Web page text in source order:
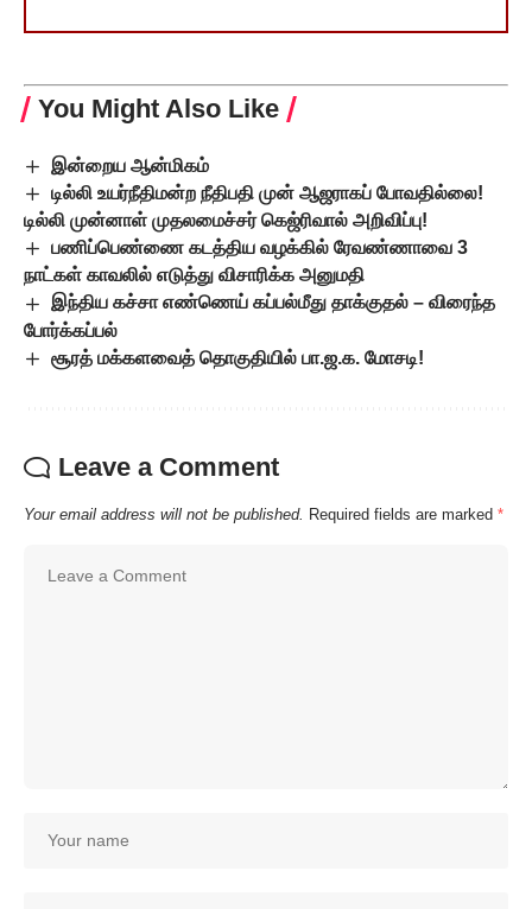
You Might Also Like
இன்றைய ஆன்மிகம்
டில்லி உயர்நீதிமன்ற நீதிபதி முன் ஆஜராகப் போவதில்லை!
டில்லி முன்னாள் முதலமைச்சர் கெஜ்ரிவால் அறிவிப்பு!
பணிப்பெண்ணை கடத்திய வழக்கில் ரேவண்ணாவை 3
நாட்கள் காவலில் எடுத்து விசாரிக்க அனுமதி
இந்திய கச்சா எண்ணெய் கப்பல்மீது தாக்குதல் – விரைந்த
போர்க்கப்பல்
சூரத் மக்களவைத் தொகுதியில் பா.ஜ.க. மோசடி!
Leave a Comment
Your email address will not be published. Required fields are marked *